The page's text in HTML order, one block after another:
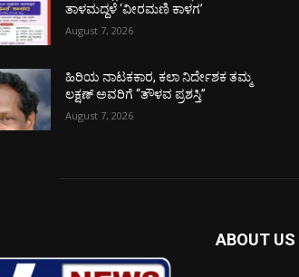
ತಾಳಮದ್ದಳೆ ‘ವೀರಮಣಿ ಕಾಳಗ’
August 7, 2026
ಹಿರಿಯ ನಾಟಕಕಾರ, ಕಲಾ ನಿರ್ದೇಶಕ ತಮ್ಮ
ಲಕ್ಷಣ್ ಅವರಿಗೆ “ತೌಳವ ಪ್ರಶಸ್ತಿ”
August 7, 2026
ABOUT US